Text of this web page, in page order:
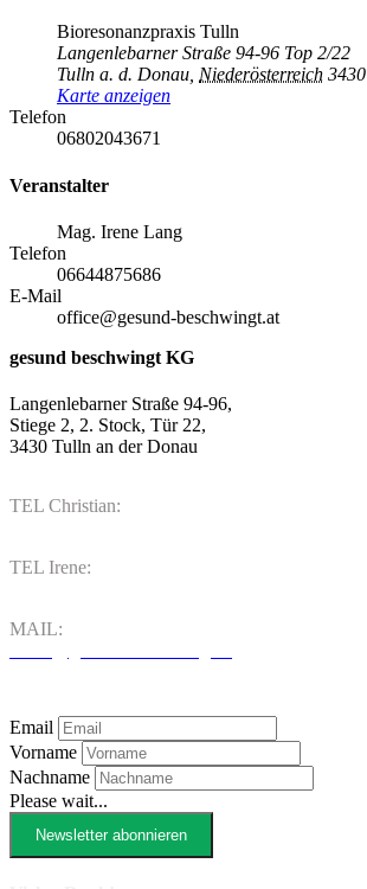
Bioresonanzpraxis Tulln
Langenlebarner Straße 94-96 Top 2/22
Tulln a. d. Donau Niederösterreich 3430
Karte anzeigen
Telefon
06802043671
Veranstalter
Mag. Irene Lang
Telefon
06644875686
E-Mail
office@gesund-beschwingt.at
gesund beschwingt KG
Langenlebarner Straße 94-96,
Stiege 2, 2. Stock, Tür 22,
3430 Tulln an der Donau
TEL Christian:
TEL Irene:
MAIL:
Email
Vorname
Nachname
Please wait...
Newsletter abonnieren